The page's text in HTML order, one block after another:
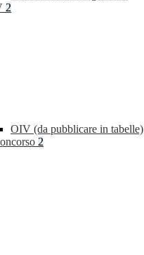
2
OIV (da pubblicare in tabelle)
2